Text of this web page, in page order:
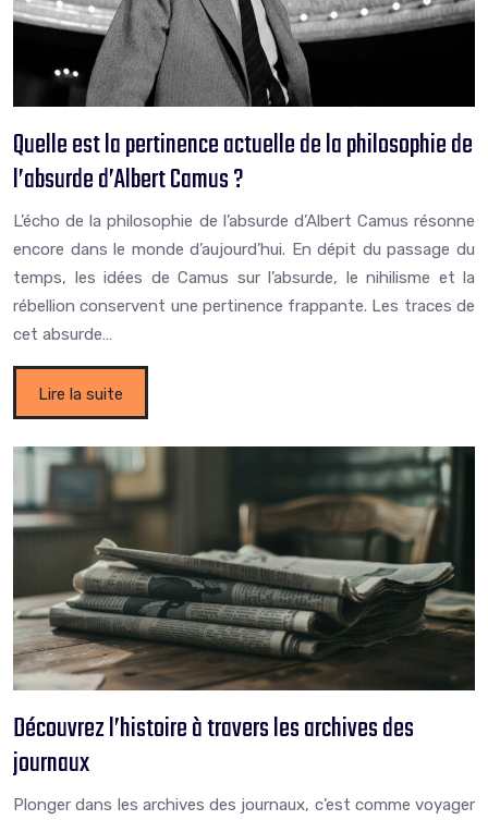
Quelle est la pertinence actuelle de la philosophie de
l’absurde d’Albert Camus ?
L’écho de la philosophie de l’absurde d’Albert Camus résonne
encore dans le monde d’aujourd’hui. En dépit du passage du
temps, les idées de Camus sur l’absurde, le nihilisme et la
rébellion conservent une pertinence frappante. Les traces de
cet absurde…
Lire la suite
Découvrez l’histoire à travers les archives des
journaux
Plonger dans les archives des journaux, c’est comme voyager